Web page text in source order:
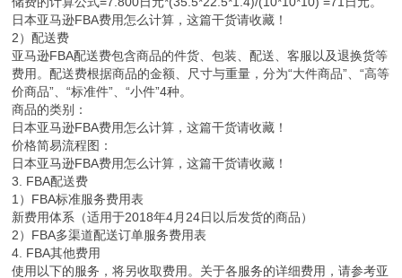
日本亚马逊FBA费用怎么计算，这篇干货请收藏！
2）配送费
亚马逊FBA配送费包含商品的件货、包装、配送、客服以及退换货等
费用。配送费根据商品的金额、尺寸与重量，分为“大件商品”、“高等
价商品”、“标准件”、“小件”4种。
商品的类别：
日本亚马逊FBA费用怎么计算，这篇干货请收藏！
价格简易流程图：
日本亚马逊FBA费用怎么计算，这篇干货请收藏！
3. FBA配送费
1）FBA标准服务费用表
新费用体系（适用于2018年4月24日以后发货的商品）
2）FBA多渠道配送订单服务费用表
4. FBA其他费用
使用以下的服务，将另收取费用。关于各服务的详细费用，请参考亚